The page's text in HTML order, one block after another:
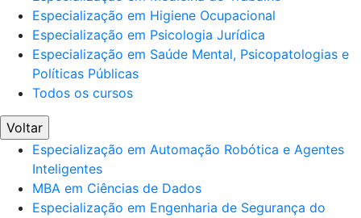
Especialização em Higiene Ocupacional
Especialização em Psicologia Jurídica
Especialização em Saúde Mental, Psicopatologias e
Políticas Públicas
Todos os cursos
Voltar
Especialização em Automação Robótica e Agentes
Inteligentes
MBA em Ciências de Dados
Especialização em Engenharia de Segurança do